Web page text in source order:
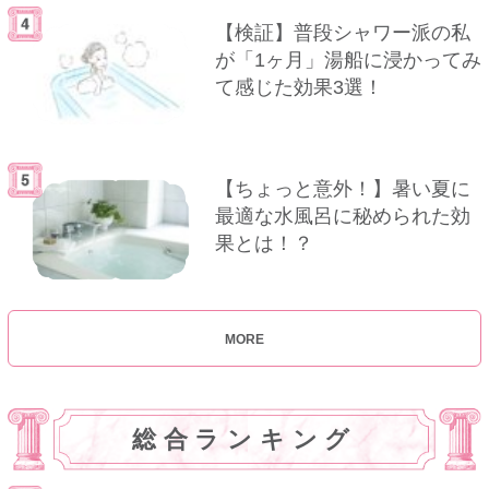
【検証】普段シャワー派の私
が「1ヶ月」湯船に浸かってみ
て感じた効果3選！
【ちょっと意外！】暑い夏に
最適な水風呂に秘められた効
果とは！？
MORE
総合ランキング